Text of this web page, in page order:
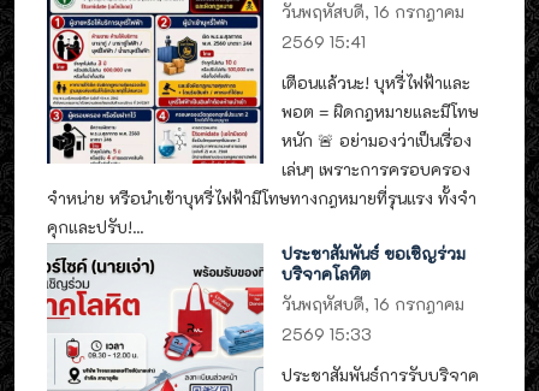
วันพฤหัสบดี, 16 กรกฎาคม
2569 15:41
เตือนแล้วนะ! บุหรี่ไฟฟ้าและ
พอต = ผิดกฎหมายและมีโทษ
หนัก 🚨 อย่ามองว่าเป็นเรื่อง
เล่นๆ เพราะการครอบครอง
จำหน่าย หรือนำเข้าบุหรี่ไฟฟ้ามีโทษทางกฎหมายที่รุนแรง ทั้งจำ
คุกและปรับ!...
ประชาสัมพันธ์ ขอเชิญร่วม
บริจาคโลหิต
วันพฤหัสบดี, 16 กรกฎาคม
2569 15:33
ประชาสัมพันธ์การรับบริจาค